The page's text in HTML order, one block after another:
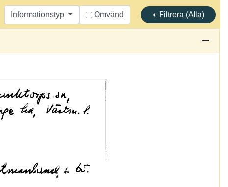
Informationstyp Omvänd Filtrera (Alla)